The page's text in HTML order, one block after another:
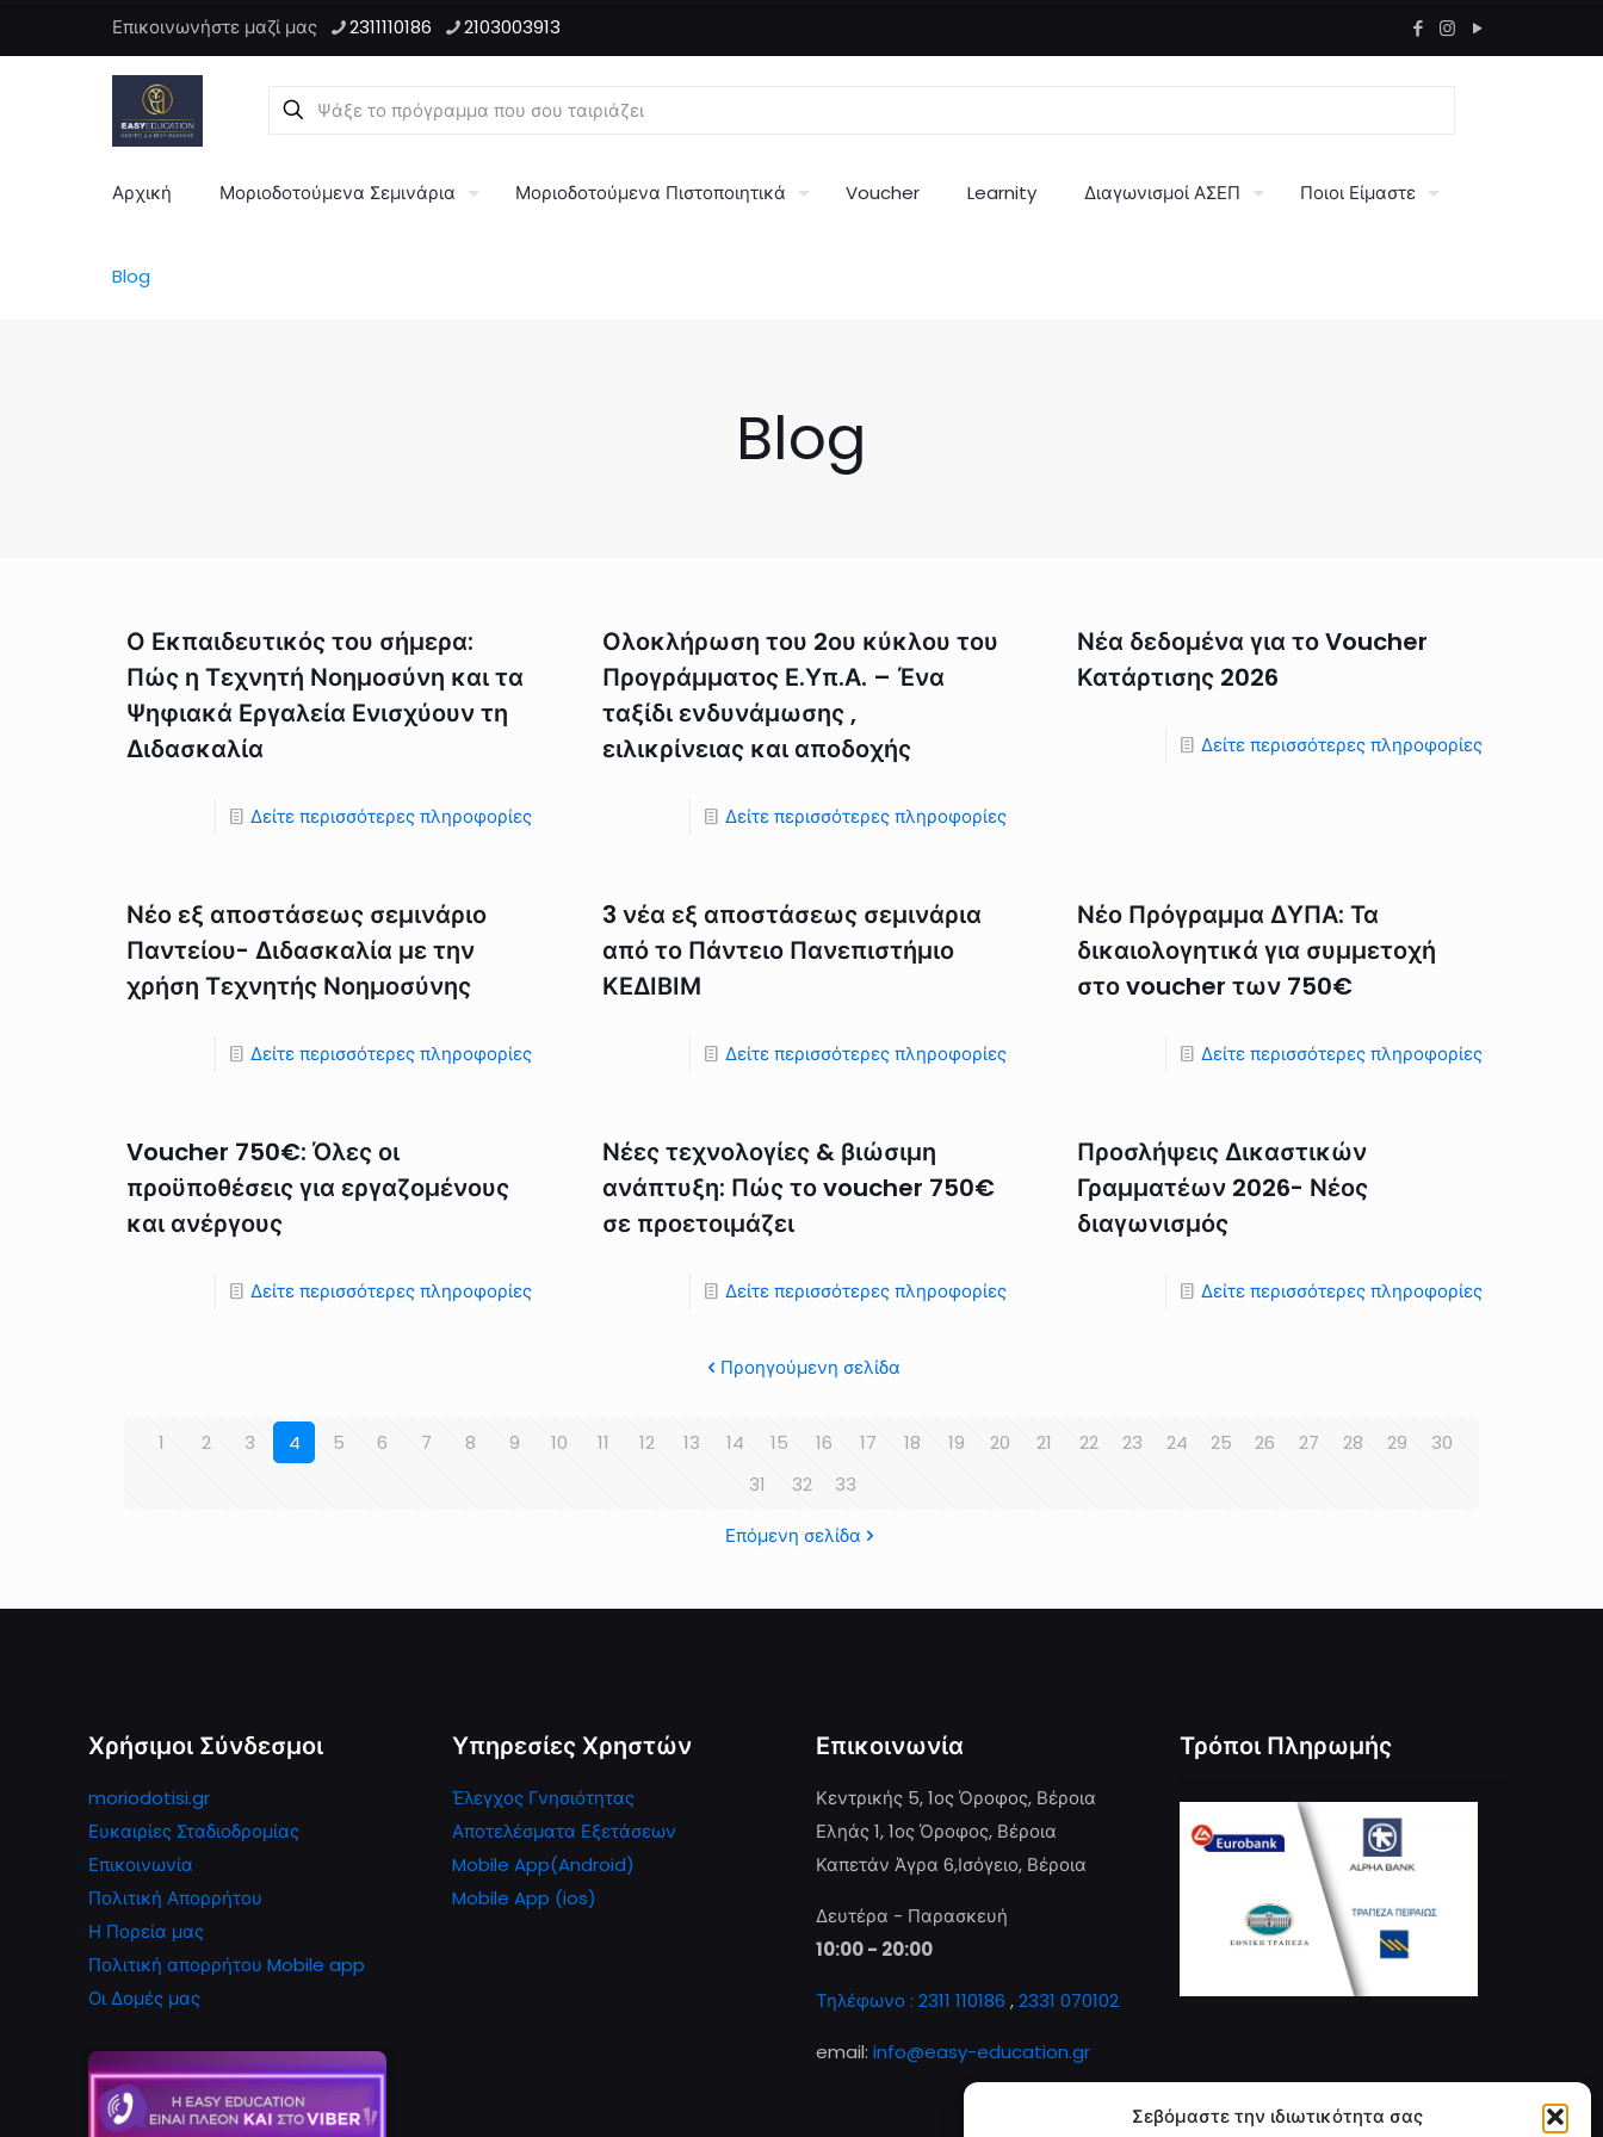
Σεβόμαστε την ιδιωτικότητα σας
Επικοινωνήστε μαζί μας 2311110186 2103003913
Αρχική Μοριοδοτούμενα Σεμινάρια Μοριοδοτούμενα Πιστοποιητικά Voucher Learnity Διαγωνισμοί ΑΣΕΠ Ποιοι Είμαστε
Blog
Blog
Ο Εκπαιδευτικός του σήμερα:
Πώς η Τεχνητή Νοημοσύνη και τα
Ψηφιακά Εργαλεία Ενισχύουν τη
Διδασκαλία
Δείτε περισσότερες πληροφορίες
Ολοκλήρωση του 2ου κύκλου του
Προγράμματος Ε.Υπ.Α. – Ένα
ταξίδι ενδυνάμωσης ,
ειλικρίνειας και αποδοχής
Δείτε περισσότερες πληροφορίες
Νέα δεδομένα για το Voucher
Κατάρτισης 2026
Δείτε περισσότερες πληροφορίες
Νέο εξ αποστάσεως σεμινάριο
Παντείου- Διδασκαλία με την
χρήση Τεχνητής Νοημοσύνης
Δείτε περισσότερες πληροφορίες
3 νέα εξ αποστάσεως σεμινάρια
από το Πάντειο Πανεπιστήμιο
ΚΕΔΙΒΙΜ
Δείτε περισσότερες πληροφορίες
Νέο Πρόγραμμα ΔΥΠΑ: Τα
δικαιολογητικά για συμμετοχή
στο voucher των 750€
Δείτε περισσότερες πληροφορίες
Voucher 750€: Όλες οι
προϋποθέσεις για εργαζομένους
και ανέργους
Δείτε περισσότερες πληροφορίες
Νέες τεχνολογίες & βιώσιμη
ανάπτυξη: Πώς το voucher 750€
σε προετοιμάζει
Δείτε περισσότερες πληροφορίες
Προσλήψεις Δικαστικών
Γραμματέων 2026- Νέος
διαγωνισμός
Δείτε περισσότερες πληροφορίες
Προηγούμενη σελίδα
1 2 3 4 5 6 7 8 9 10 11 12 13 14 15 16 17 18 19 20 21 22 23 24 25 26 27 28 29
30
31
32 33
Επόμενη σελίδα
Χρήσιμοι Σύνδεσμοι
moriodotisi.gr
Ευκαιρίες Σταδιοδρομίας
Επικοινωνία
Πολιτική Απορρήτου
Η Πορεία μας
Πολιτική απορρήτου Mobile app
Οι Δομές μας
Υπηρεσίες Χρηστών
Έλεγχος Γνησιότητας
Αποτελέσματα Εξετάσεων
Mobile App(Android)
Mobile App (ios)
Επικοινωνία
Κεντρικής 5, 1ος Όροφος, Βέροια
Εληάς 1, 1ος Όροφος, Βέροια
Καπετάν Άγρα 6,Ισόγειο, Βέροια
Δευτέρα - Παρασκευή
10:00 - 20:00
Τηλέφωνο : 2311 110186 ,2331 070102
email: info@easy-education.gr
Τρόποι Πληρωμής